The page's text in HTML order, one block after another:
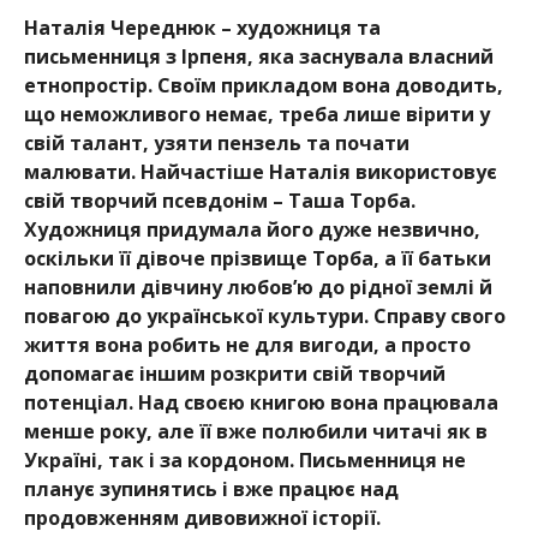
Наталія Череднюк – художниця та
письменниця з Ірпеня, яка заснувала власний
етнопростір. Своїм прикладом вона доводить,
що неможливого немає, треба лише вірити у
свій талант, узяти пензель та почати
малювати. Найчастіше Наталія використовує
свій творчий псевдонім – Таша Торба.
Художниця придумала його дуже незвично,
оскільки її дівоче прізвище Торба, а її батьки
наповнили дівчину любов’ю до рідної землі й
повагою до української культури. Справу свого
життя вона робить не для вигоди, а просто
допомагає іншим розкрити свій творчий
потенціал. Над своєю книгою вона працювала
менше року, але її вже полюбили читачі як в
Україні, так і за кордоном. Письменниця не
планує зупинятись і вже працює над
продовженням дивовижної історії.